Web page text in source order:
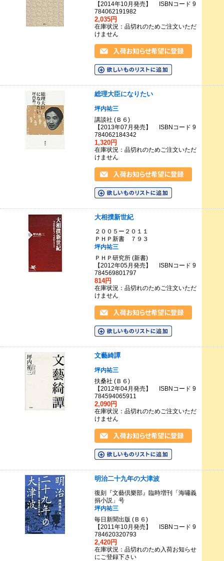
【2014年10月発売】 ISBNコード 9
784062191982
2,035円
在庫状況：品切れのためご注文いただ
けません
総理大臣になりたい
坪内祐三
講談社 (Ｂ６)
【2013年07月発売】 ISBNコード 9
784062184342
1,320円
在庫状況：品切れのためご注文いただ
けません
大相撲新世紀
２００５ー２０１１
ＰＨＰ新書 ７９３
坪内祐三
ＰＨＰ研究所 (新書)
【2012年05月発売】 ISBNコード 9
784569801797
814円
在庫状況：品切れのためご注文いただ
けません
文藝綺譚
坪内祐三
扶桑社 (Ｂ６)
【2012年04月発売】 ISBNコード 9
784594065911
2,090円
在庫状況：品切れのためご注文いただ
けません
明治二十九年の大津波
復刻『文藝倶樂部』臨時増刊「海嘯義
捐小説」号
坪内祐三
毎日新聞出版 (Ｂ６)
【2011年10月発売】 ISBNコード 9
784620320793
2,420円
在庫状況：品切れのため入荷お知らせ
にご登録下さい